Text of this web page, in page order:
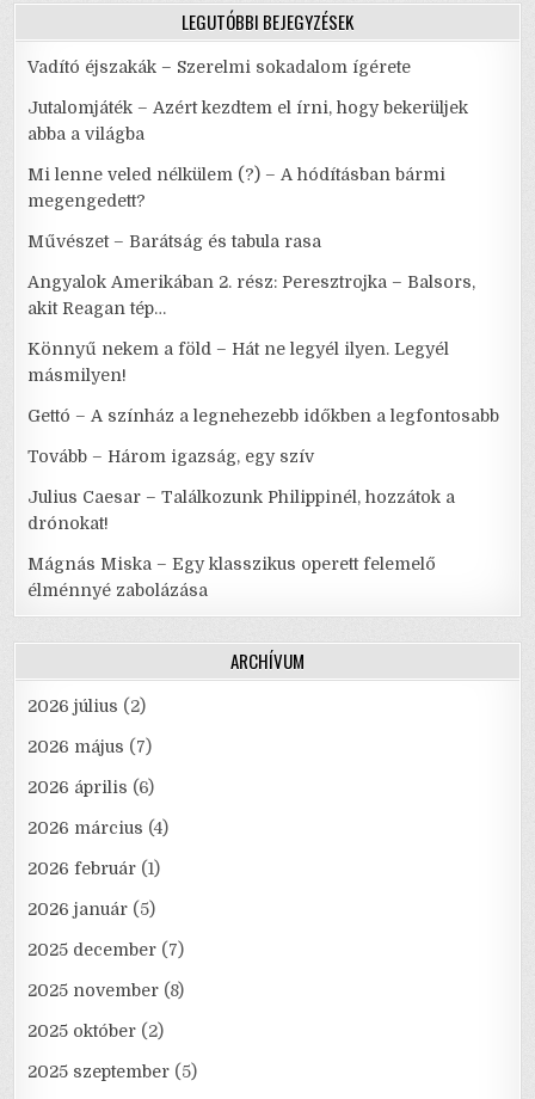
LEGUTÓBBI BEJEGYZÉSEK
Vadító éjszakák – Szerelmi sokadalom ígérete
Jutalomjáték – Azért kezdtem el írni, hogy bekerüljek
abba a világba
Mi lenne veled nélkülem (?) – A hódításban bármi
megengedett?
Művészet – Barátság és tabula rasa
Angyalok Amerikában 2. rész: Peresztrojka – Balsors,
akit Reagan tép…
Könnyű nekem a föld – Hát ne legyél ilyen. Legyél
másmilyen!
Gettó – A színház a legnehezebb időkben a legfontosabb
Tovább – Három igazság, egy szív
Julius Caesar – Találkozunk Philippinél, hozzátok a
drónokat!
Mágnás Miska – Egy klasszikus operett felemelő
élménnyé zabolázása
ARCHÍVUM
2026 július (2)
2026 május (7)
2026 április (6)
2026 március (4)
2026 február (1)
2026 január (5)
2025 december (7)
2025 november (8)
2025 október (2)
2025 szeptember (5)